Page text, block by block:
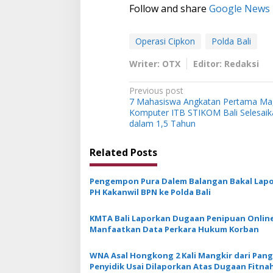
Follow and share Google News
Operasi Cipkon
Polda Bali
Writer: OTX
Editor: Redaksi
P
o
s
t
n
a
v
i
g
a
t
Previous post
7 Mahasiswa Angkatan Pertama
Komputer ITB STIKOM Bali
dalam 1,5 Tahun
Related Posts
Pengempon Pura Dalem Balangan Bakal
PH Kakanwil BPN ke Polda Bali
KMTA Bali Laporkan Dugaan Penipuan
Manfaatkan Data Perkara Hukum Korban
WNA Asal Hongkong 2 Kali Mangkir dari
Penyidik Usai Dilaporkan Atas Dugaan